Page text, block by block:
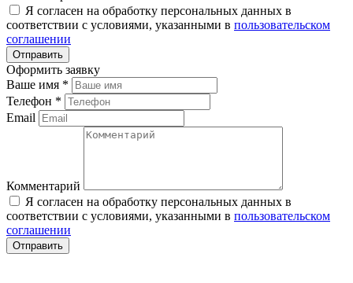
Я согласен на обработку персональных данных в
соответствии с условиями, указанными в пользовательском
соглашении
Оформить заявку
Ваше имя *
Телефон *
Email
Комментарий
Я согласен на обработку персональных данных в
соответствии с условиями, указанными в пользовательском
соглашении